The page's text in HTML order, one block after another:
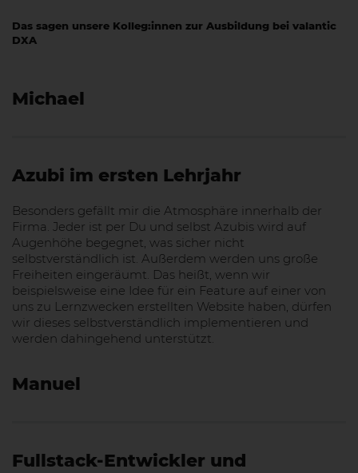
Das sagen unsere Kolleg:innen zur Ausbildung bei valantic
DXA
Michael
Azubi im ersten Lehrjahr
Besonders gefällt mir die Atmosphäre innerhalb der
Firma. Jeder ist per Du und selbst Azubis wird auf
Augenhöhe begegnet, was sicher nicht
selbstverständlich ist. Außerdem werden uns große
Freiheiten eingeräumt. Das heißt, wenn wir
beispielsweise eine Idee für ein Feature auf einer von
uns zu Lernzwecken erstellten Website haben, dürfen
wir dieses selbstverständlich implementieren und
werden dahingehend unterstützt.
Manuel
Fullstack-Entwickler und